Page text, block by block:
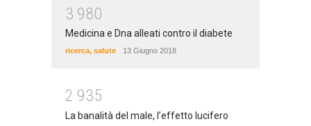
3 980
Medicina e Dna alleati contro il diabete
ricerca, salute 13 Giugno 2018
2 935
La banalità del male, l’effetto lucifero